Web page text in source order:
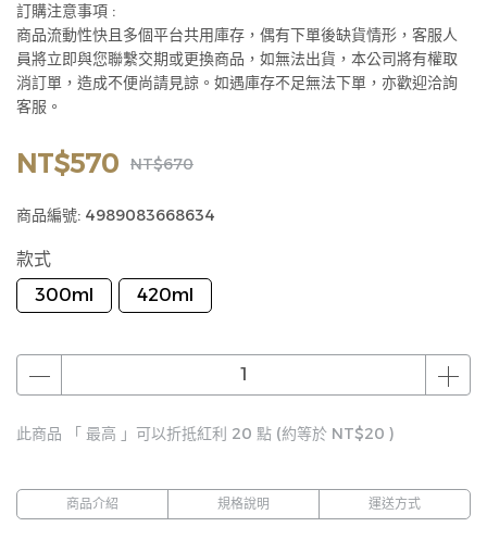
訂購注意事項 :
商品流動性快且多個平台共用庫存，偶有下單後缺貨情形，客服人
員將立即與您聯繫交期或更換商品，如無法出貨，本公司將有權取
消訂單，造成不便尚請見諒。如遇庫存不足無法下單，亦歡迎洽詢
客服。
NT$570 NT$670
商品編號: 4989083668634
款式
300ml
420ml
此商品 「 最高 」可以折抵紅利 20 點 (約等於 NT$20 )
商品介紹 規格說明 運送方式